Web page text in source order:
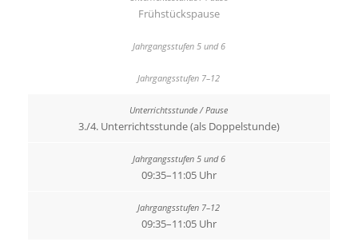
Frühstückspause
3./4. Unterrichtsstunde (als Doppelstunde)
09:35–11:05 Uhr
09:35–11:05 Uhr